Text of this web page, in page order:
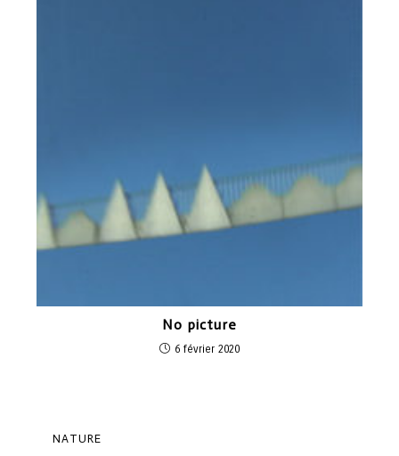
No picture
6 février 2020
NATURE